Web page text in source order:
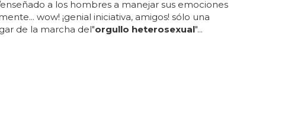
homofobia porque la sociedad no ha
a los hombres a manejar sus emociones
wow! ¡genial iniciativa, amigos! sólo una